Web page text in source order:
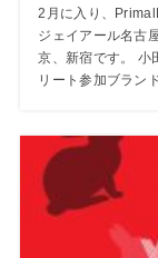
2月に入り、
ジェイアール名古
京、新宿です。 小
リート参加ブラン